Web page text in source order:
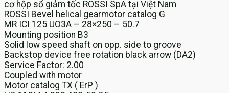
cơ hộp số giảm tốc ROSSI SpA tại Việt Nam
ROSSI Bevel helical gearmotor catalog G
MR ICI 125 UO3A – 28×250 – 50.7
Mounting position B3
Solid low speed shaft on opp. side to groove
Backstop device free rotation black arrow (DA2)
Service Factor: 2.00
Coupled with motor
Motor catalog TX ( ErP )